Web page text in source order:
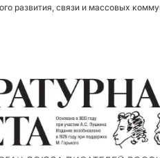
развития, связи и массовых